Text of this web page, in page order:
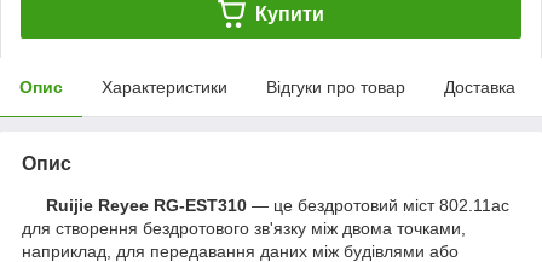
Купити
Опис Характеристики Відгуки про товар Доставка
Опис
Ruijie Reyee RG-EST310 — це бездротовий міст 802.11ac
для створення бездротового зв'язку між двома точками,
наприклад, для передавання даних між будівлями або